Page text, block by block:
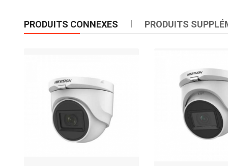
PRODUITS CONNEXES PRODUITS